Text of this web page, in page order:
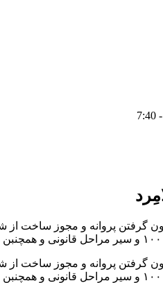
گرفتن پروانه و مجوز ساخت
گرفتن پروانه و مجوز ساخت